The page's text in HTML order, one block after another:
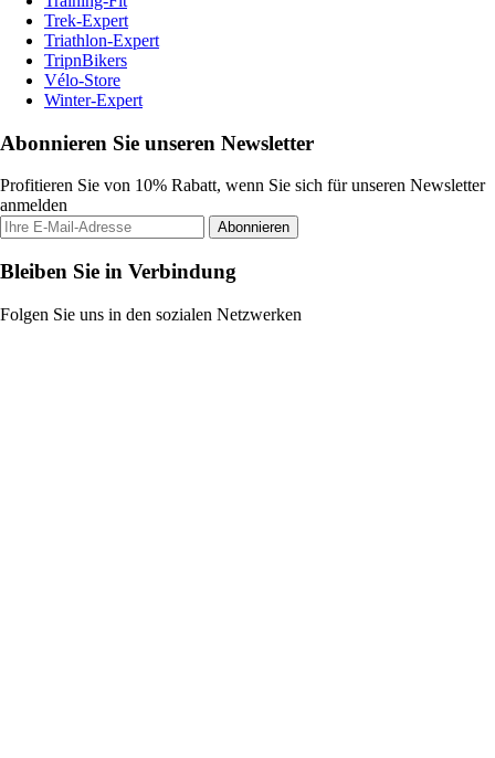
Trek-Expert
Triathlon-Expert
TripnBikers
Vélo-Store
Winter-Expert
Abonnieren Sie unseren Newsletter
Profitieren Sie von 10% Rabatt, wenn Sie sich für unseren Newsletter
anmelden
Abonnieren
Bleiben Sie in Verbindung
Folgen Sie uns in den sozialen Netzwerken